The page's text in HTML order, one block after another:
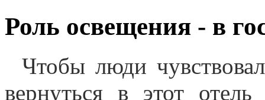
Роль освещения - в
Чтобы люди
вернуться в этот